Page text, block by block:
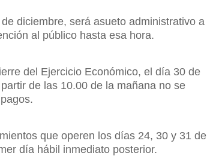
diciembre, será asueto administrativo a
al público hasta esa hora.
del Ejercicio Económico, el día 30 de
de las 10.00 de la mañana no se
que operen los días 24, 30 y 31 de
día hábil inmediato posterior.